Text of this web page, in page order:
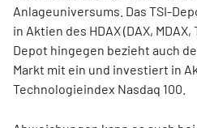
Anlageuniversums. Das TSI-
in Aktien des HDAX (DAX,
Depot hingegen bezieht auch
Markt mit ein und investiert in
Technologieindex Nasdaq 100.